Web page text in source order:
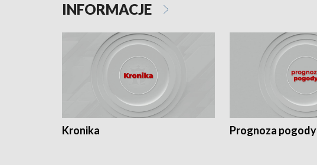
INFORMACJE
Kronika Prognoza pogody